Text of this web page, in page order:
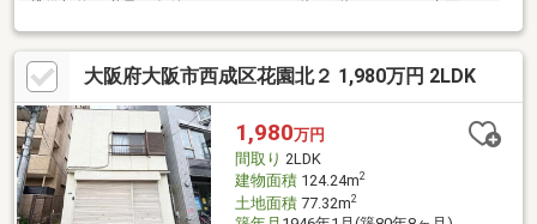
設備有り！2世帯住宅としても利用可能♪■4ＦバルコニーでＢＢＱ
や水遊びも利用可能♪■3Ｆ中庭有り！外の空気を味わいながらゆ
ったり過ごせます♪※参考※1階賃料 33万円/月3階想定賃料 18万
円/月4階想定賃料 7万円/月想定年間賃料収入 696万円想定年間
表面利回り 7.90％
大阪府大阪市西成区花園北２ 1,980万円 2LDK
1,980万円
間取り 2LDK
建物面積124.24m2
土地面積77.32m2